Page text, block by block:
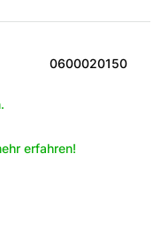
0600020150
erfahren!